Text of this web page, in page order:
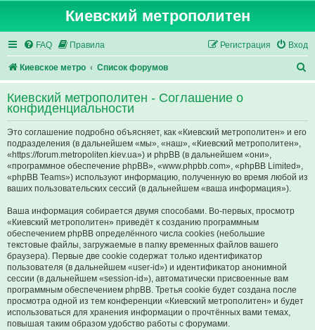
Киевский метрополитен
FAQ Правила Вход
Регистрация
Киевское метро Список форумов
о
с
Киевский метрополитен - Соглашение о
конфиденциальности
Это соглашение подробно объясняет, как «Киевский метрополитен» и его
подразделения (в дальнейшем «мы», «наш», «Киевский метрополитен»,
«https://forum.metropoliten.kiev.ua») и phpBB (в дальнейшем «они»,
«программное обеспечение phpBB», «www.phpbb.com», «phpBB Limited»,
«phpBB Teams») используют информацию, полученную во время любой из
ваших пользовательских сессий (в дальнейшем «ваша информация»).
Ваша информация собирается двумя способами. Во-первых, просмотр
«Киевский метрополитен» приведёт к созданию программным
обеспечением phpBB определённого числа cookies (небольшие
текстовые файлы, загружаемые в папку временных файлов вашего
браузера). Первые две cookie содержат только идентификатор
пользователя (в дальнейшем «user-id») и идентификатор анонимной
сессии (в дальнейшем «session-id»), автоматически присвоенные вам
программным обеспечением phpBB. Третья cookie будет создана после
просмотра одной из тем конференции «Киевский метрополитен» и будет
использоваться для хранения информации о прочтённых вами темах,
повышая таким образом удобство работы с форумами.